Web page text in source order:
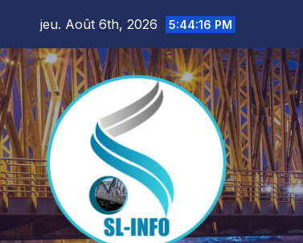
content
jeu. Août 6th, 2026 5:44:18 PM